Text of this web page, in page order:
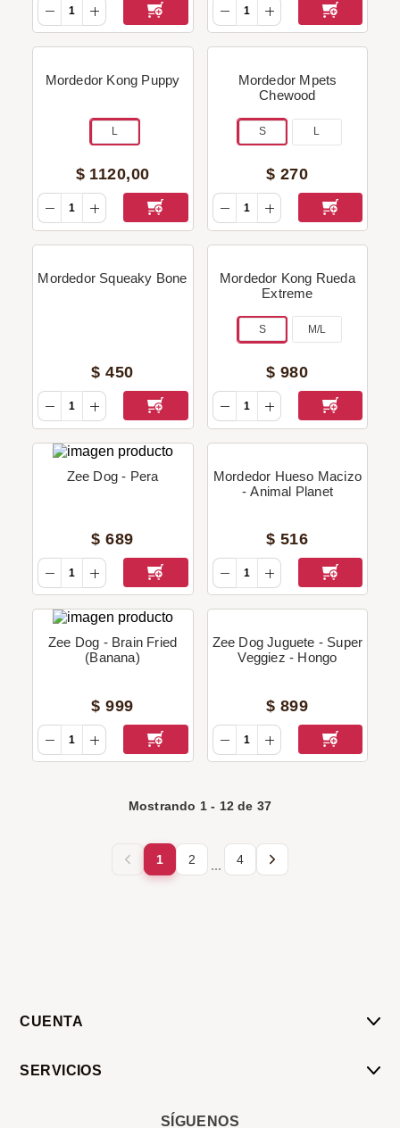
Mordedor Kong Puppy
L
$ 1120,00
Mordedor Mpets
Chewood
S L
$ 270
Mordedor Squeaky Bone
$ 450
Mordedor Kong Rueda
Extreme
S M/L
$ 980
Zee Dog - Pera
$ 689
Mordedor Hueso Macizo
- Animal Planet
$ 516
Zee Dog - Brain Fried
(Banana)
$ 999
Zee Dog Juguete - Super
Veggiez - Hongo
$ 899
Mostrando 1- 12 de 37
1 2 ... 4
CUENTA
SERVICIOS
SÍGUENOS